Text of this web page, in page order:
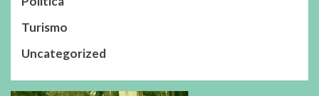
Turismo
Uncategorized